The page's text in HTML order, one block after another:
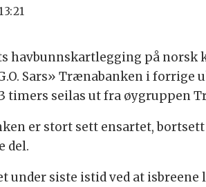
havbunnskartlegging på
Sars» Trænabanken i forrige
timers seilas ut fra øygruppen
er stort sett ensartet,
del.
under siste istid ved at